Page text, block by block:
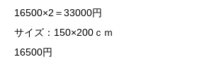
16500×2＝33000円
サイズ：150×200ｃｍ
16500円